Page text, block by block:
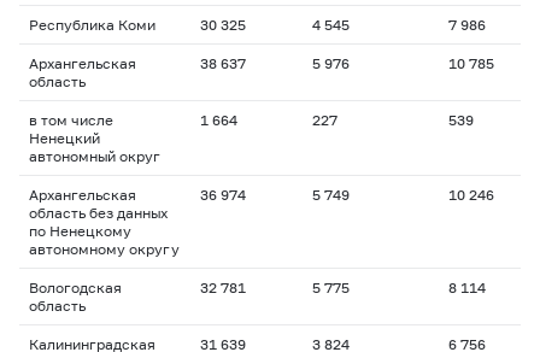
Республика Коми 30 325 4 545 7 986
Архангельская
область
38 637 5 976 10 785
в том числе
Ненецкий
автономный округ
1 664 227 539
Архангельская
область без данных
по Ненецкому
автономному округу
36 974 5 749 10 246
Вологодская
область
32 781 5 775 8 114
Калининградская
31 639 3 824 6 756